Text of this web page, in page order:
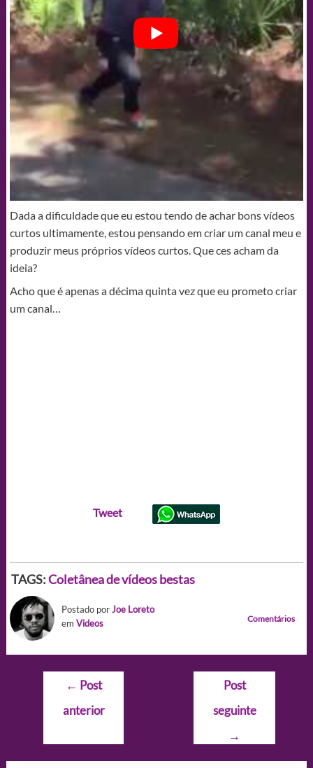
Dada a dificuldade que eu estou tendo de achar bons vídeos
curtos ultimamente, estou pensando em criar um canal meu e
produzir meus próprios vídeos curtos. Que ces acham da
ideia?
Acho que é apenas a décima quinta vez que eu prometo criar
um canal…
Tweet
TAGS:Coletânea de vídeos bestas
Postado porJoe Loreto
em Videos Comentários
Navegação
Post
← Post
anterior
Post
seguinte
→